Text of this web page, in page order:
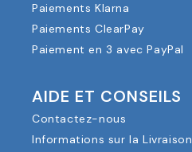
Paiements Klarna
Paiements ClearPay
Paiement en 3 avec PayPal
AIDE ET CONSEILS
Contactez-nous
Informations sur la Livraison